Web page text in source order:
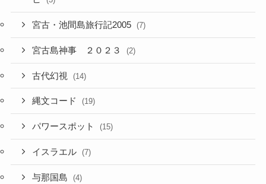
宮古・池間島旅行記2005 (7)
宮古島神事 ２０２３ (2)
古代幻視 (14)
縄文コード (19)
パワースポット (15)
イスラエル (7)
与那国島 (4)